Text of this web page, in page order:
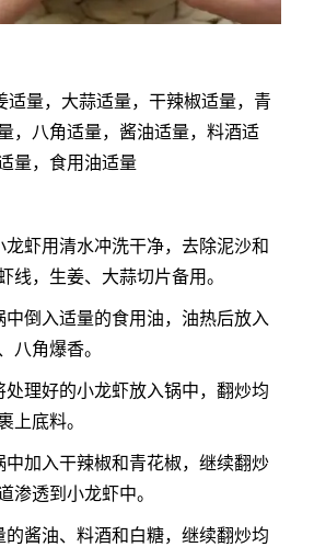
适量，大蒜适量，干辣椒适量，青
，八角适量，酱油适量，料酒适
量，食用油适量
龙虾用清水冲洗干净，去除泥沙和
线，生姜、大蒜切片备用。
中倒入适量的食用油，油热后放入
八角爆香。
理好的小龙虾放入锅中，翻炒均
上底料。
中加入干辣椒和青花椒，继续翻炒
渗透到小龙虾中。
酱油、料酒和白糖，继续翻炒均